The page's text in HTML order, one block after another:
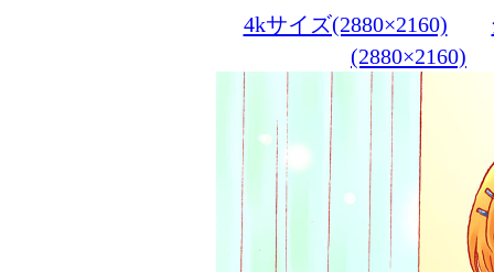
4kサイズ(2880×2160)
(2880×2160)